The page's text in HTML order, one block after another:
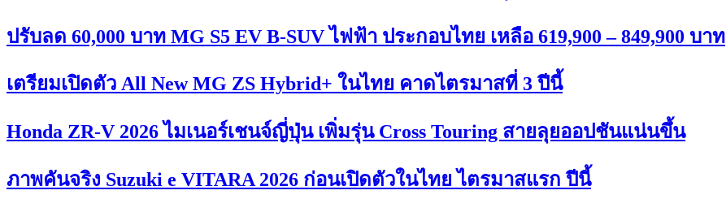
ปรับลด 60,000 บาท MG S5 EV B-SUV ไฟฟ้า ประกอบไทย เหลือ 619,900 – 849,900 บาท
เตรียมเปิดตัว All New MG ZS Hybrid+ ในไทย คาดไตรมาสที่ 3 ปีนี้
Honda ZR-V 2026 ไมเนอร์เชนจ์ญี่ปุ่น เพิ่มรุ่น Cross Touring สายลุยออปชันแน่นขึ้น
ภาพคันจริง Suzuki e VITARA 2026 ก่อนเปิดตัวในไทย ไตรมาสแรก ปีนี้